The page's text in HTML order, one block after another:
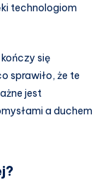
technologiom
się
sprawiło, że te
jest
a duchem